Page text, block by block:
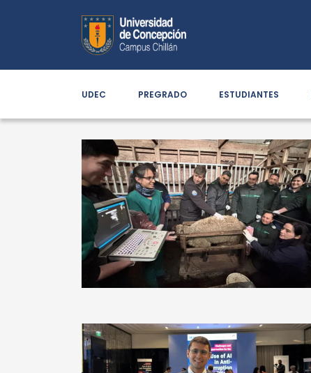
UDEC PREGRADO ESTUDIANTES